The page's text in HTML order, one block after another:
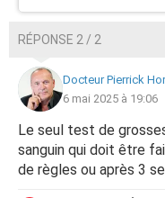
RÉPONSE 2 / 2
Docteur Pierrick
6 mai 2025 à 19:06
Le seul test de
sanguin qui doit être
de règles ou après 3